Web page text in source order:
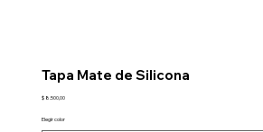
Tapa Mate de Silicona
Precio
$ 8.500,00
Elegir color